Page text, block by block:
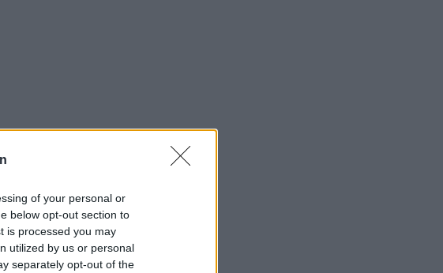
of your personal or
below opt-out section to
is processed you may
utilized by us or personal
separately opt-out of the